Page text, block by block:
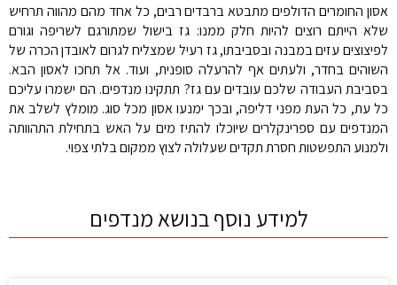
אסון החומרים הדולפים מתבטא ברבדים רבים, כל אחד מהם מהווה תרחיש
שלא הייתם רוצים להיות חלק ממנו: גז בישול שמתורגם לשריפה וגורם
לפיצוצים עזים במבנה ובסביבתו, גז רעיל שמצליח לגרום לאובדן הכרה של
השוהים בחדר, ולעתים אף להרעלה סופנית, ועוד. אל תחכו לאסון הבא.
בסביבת העבודה שלכם עובדים עם גז? תתקינו מנדפים. הם ישמרו עליכם
כל עת, כל העת מפני דליפה, ובכך ימנעו אסון מכל סוג. מומלץ לשלב את
המנדפים עם ספרינקלרים שיוכלו להתיז מים על האש בתחילת התהוותה
ולמנוע התפשטות חסרת תקדים שעלולה לצוץ ממקום בלתי צפוי.
למידע נוסף בנושא מנדפים